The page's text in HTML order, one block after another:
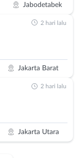
Jabodetabek
Jakarta Barat
2 hari lalu
Jakarta Utara
2 hari lalu